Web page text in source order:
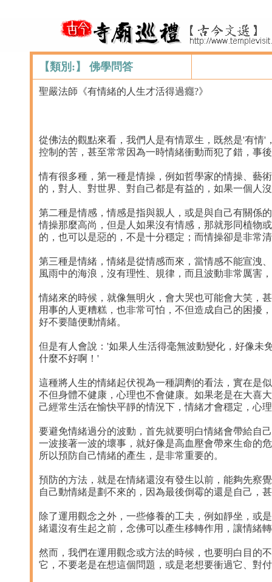
【類別:】 佛學問答
聖嚴法師《有情緒的人生才活得過癮?》
從佛法的觀點來看，我們人是有情眾生，既然是'有情
控制的苦，甚至常常因為一時情緒衝動而犯了錯，事
情有很多種，第一種是情操，例如哲學家的情操、藝
的，對人、對世界、對自己都是有益的，如果一個人
第二種是情感，情感是指與親人，或是與自己有關係
情操那麼高尚，但是人如果沒有情感，那就形同植物
的，也可以是惡的，不是十分穩定；而情操卻是非常
第三種是情緒，情緒是從情感而來，當情感不能宣洩
風雨中的海浪，沒有理性、規律，而且波動非常厲害
情緒來的時候，就像無明火，會大哭也可能會大笑，
用事的人更糟糕，也非常可怕，不但造成自己的困擾
好不要隨便動情緒。
但是有人會說：'如果人生活得毫無波動變化，好像未
什麼不好啊！'
這種將人生的情緒起伏視為一種調劑的看法，實在是
不但身體不健康，心理也不會健康。如果老是在大喜
己經常生活在愉快平靜的情況下，情緒才會穩定，心
要避免情緒過分的波動，首先就要明白情緒會帶給自
一波接著一波的壞事，就好像是高血壓會帶來生命的
所以預防自己情緒的產生，是非常重要的。
預防的方法，就是在情緒還沒有發生以前，能夠先察
自己動情緒是劃不來的，因為最後倒霉的還是自己，
除了運用觀念之外，一些修養的工夫，例如靜坐，或
緒還沒有生起之前，念佛可以產生移轉作用，讓情緒
然而，我們在運用觀念或方法的時候，也要明白目的
它，不要老是在想這個問題，或是老想要衝過它、